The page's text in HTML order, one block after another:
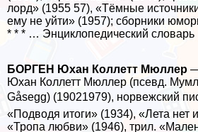
лорд» (1955 57), «Тёмные
ему не уйти» (1957); сборники
* * * … Энциклопедический словарь
БОРГЕН Юхан Коллетт Мюллер
Юхан Коллетт Мюллер (псевд.
Gåsegg) (19021979), норвежский
«Подводя итоги» (1934), «Лета нет
«Тропа любви» (1946), трил.